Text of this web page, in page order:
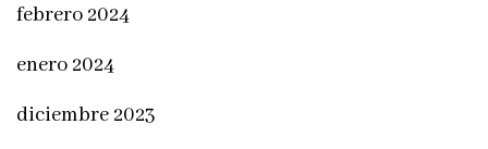
febrero 2024
enero 2024
diciembre 2023